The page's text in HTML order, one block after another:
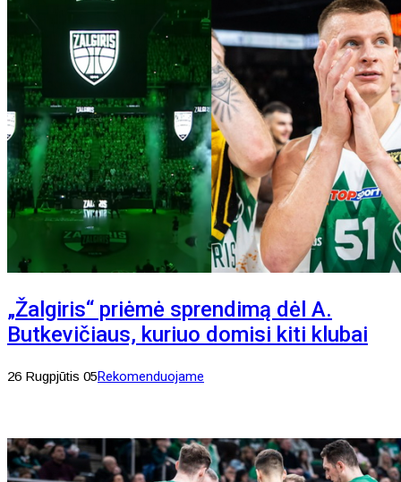
„Žalgiris“ priėmė sprendimą dėl A.
Butkevičiaus, kuriuo domisi kiti klubai
26 Rugpjūtis 05Rekomenduojame